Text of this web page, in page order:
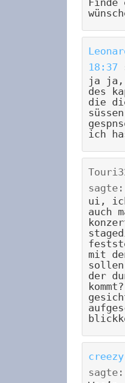
Finde
18:37
ja ja,
des
die
ich
sagte:
ui,
auch
mit
der
creezy
sagte: